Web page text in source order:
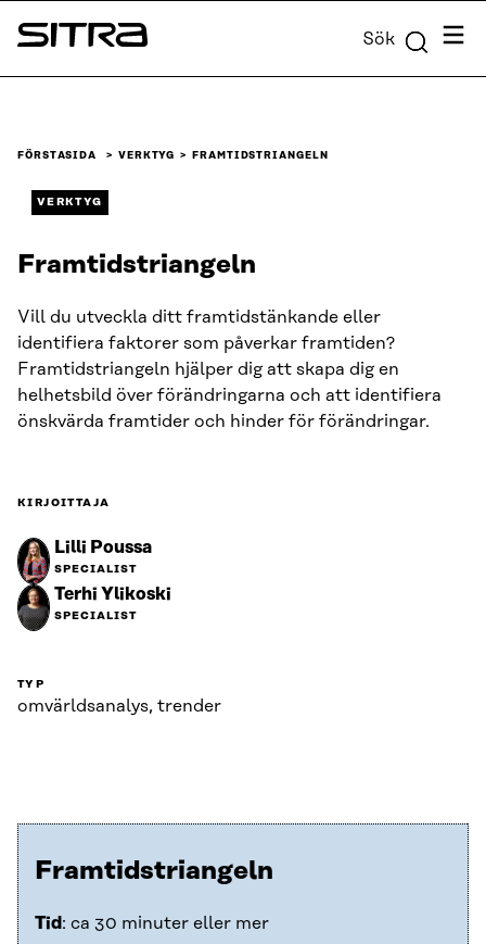
Skip to
content
Sitra Sök Meny
FÖRSTASIDA VERKTYG FRAMTIDSTRIANGELN
VERKTYG
Framtidstriangeln
Vill du utveckla ditt framtidstänkande eller
identifiera faktorer som påverkar framtiden?
Framtidstriangeln hjälper dig att skapa dig en
helhetsbild över förändringarna och att identifiera
önskvärda framtider och hinder för förändringar.
KIRJOITTAJA
Lilli Poussa
SPECIALIST
Terhi Ylikoski
SPECIALIST
TYP
omvärldsanalys, trender
Framtidstriangeln
Tid : ca 30 minuter eller mer